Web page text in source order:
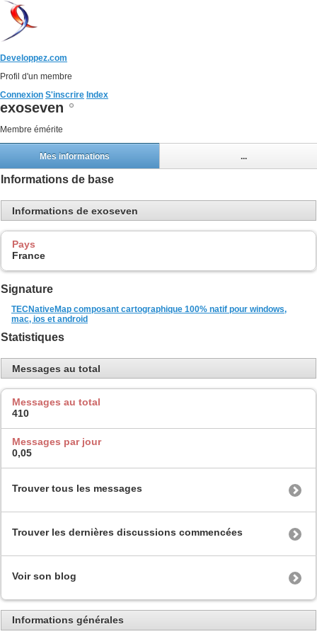
Developpez.com
Profil d'un membre
Connexion S'inscrire Index
exoseven
Membre émérite
Mes informations ...
Informations de base
Informations de exoseven
Pays
France
Signature
TECNativeMap composant cartographique 100% natif pour windows,
mac, ios et android
Statistiques
Messages au total
Messages au total
410
Messages par jour
0,05
Trouver tous les messages
Trouver les dernières discussions commencées
Voir son blog
Informations générales